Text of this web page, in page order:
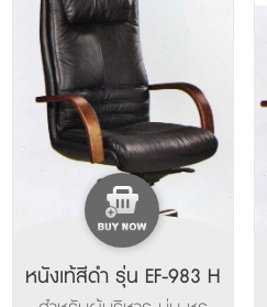
หนังเท้สีดำ รุ่น EF-983 H